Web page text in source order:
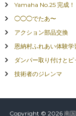
Yamaha No.25 完成！
◯◯◯でたあ〜
アクション部品交換
恩納村ふれあい体験学
ダンパー取り付けとピ
技術者のジレンマ
Copyright © 2026 南